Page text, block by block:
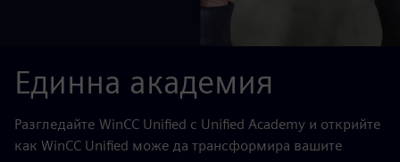
Единна академия
Разгледайте WinCC Unified с Unified Academy и открийте
как WinCC Unified може да трансформира вашите